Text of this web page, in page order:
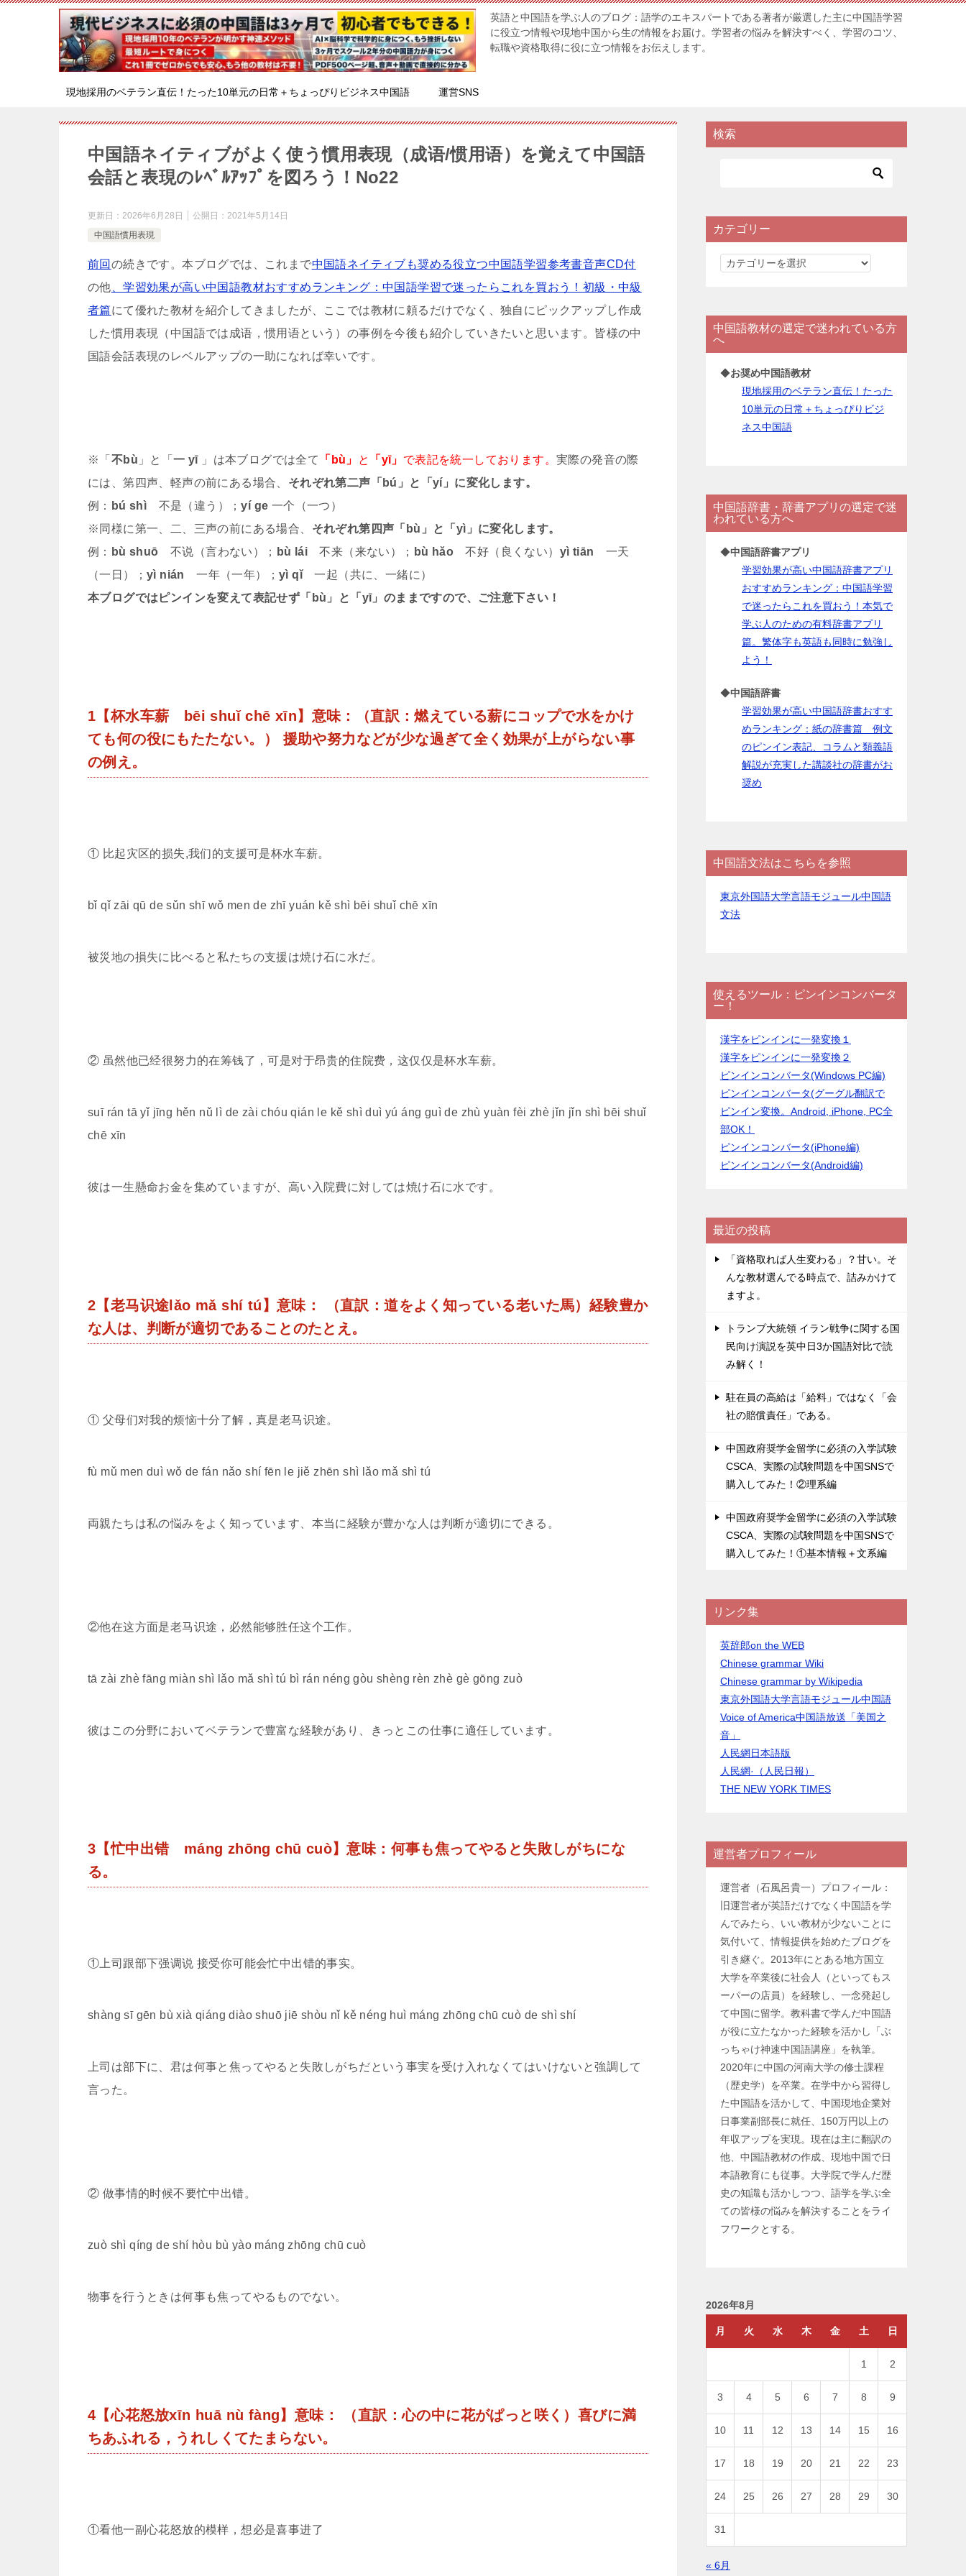
英語と中国語を学ぶ人のブログ：語学のエキスパートである著者が厳選した主に中国語学習
に役立つ情報や現地中国から生の情報をお届け。学習者の悩みを解決すべく、学習のコツ、
転職や資格取得に役に立つ情報をお伝えします。
現地採用のベテラン直伝！たった10単元の日常＋ちょっぴりビジネス中国語 運営SNS
中国語ネイティブがよく使う慣用表現（成语/惯用语）を覚えて中国語
会話と表現のﾚﾍﾞﾙｱｯﾌﾟを図ろう！No22
更新日： 2026年6月28日 公開日： 2021年5月14日
中国語慣用表現
前回 の続きです。本ブログでは、これまで中国語ネイティブも奨める役立つ中国語学習参考書音声CD付
の他、学習効果が高い中国語教材おすすめランキング：中国語学習で迷ったらこれを買おう！初級・中級
者篇にて優れた教材を紹介してきましたが、ここでは教材に頼るだけでなく、独自にピックアップし作成
した慣用表現（中国語では成语，惯用语という）の事例を今後も紹介していきたいと思います。皆様の中
国語会話表現のレベルアップの一助になれば幸いです。
※「 不bù 」と「一 yī」は本ブログでは全て 「bù」 と 「yī」 で表記を統一しております。実際の発音の際
には、第四声、軽声の前にある場合、 それぞれ第二声「bú」と「yí」に変化します。
例：
bú shì 不是（違う）；yí ge 一个（一つ）
※同様に第一、二、三声の前にある場合、 それぞれ第四声「bù」と「yì」に変化します。
例：
bù shuō 不说（言わない）； bù lái 不来（来ない）； bù hǎo 不好（良くない） yì tiān 一天
（一日）； yì nián 一年（一年）；yì qǐ一起（共に、一緒に）
本ブログではピンインを変えて表記せず「bù」と「yī」のままですので、ご注意下さい！
1【杯水车薪 bēi shuǐ chē xīn】意味：（直訳：燃えている薪にコップで水をかけ
ても何の役にもたたない。） 援助や努力などが少な過ぎて全く効果が上がらない事
の例え。
① 比起灾区的损失,我们的支援可是杯水车薪。
bǐ qǐ zāi qū de sǔn shī wǒ men de zhī yuán kě shì bēi shuǐ chē xīn
被災地の損失に比べると私たちの支援は焼け石に水だ。
② 虽然他已经很努力的在筹钱了，可是对于昂贵的住院费，这仅仅是杯水车薪。
suī rán tā yǐ jīng hěn nǔ lì de zài chóu qián le kě shì duì yú áng guì de zhù yuàn fèi zhè jǐn jǐn shì bēi shuǐ
chē xīn
彼は一生懸命お金を集めていますが、高い入院費に対しては焼け石に水です。
2【老马识途lǎo mǎ shí tú】意味： （直訳：道をよく知っている老いた馬）経験豊か
な人は、判断が適切であることのたとえ。
① 父母们对我的烦恼十分了解，真是老马识途。
fù mǔ men duì wǒ de fán nǎo shí fēn le jiě zhēn shì lǎo mǎ shì tú
両親たちは私の悩みをよく知っています、本当に経験が豊かな人は判断が適切にできる。
②他在这方面是老马识途，必然能够胜任这个工作。
tā zài zhè fāng miàn shì lǎo mǎ shì tú bì rán néng gòu shèng rèn zhè gè gōng zuò
彼はこの分野においてベテランで豊富な経験があり、きっとこの仕事に適任しています。
3【忙中出错 máng zhōng chū cuò】意味：何事も焦ってやると失敗しがちにな
る。
①上司跟部下强调说 接受你可能会忙中出错的事实。
shàng sī gēn bù xià qiáng diào shuō jiē shòu nǐ kě néng huì máng zhōng chū cuò de shì shí
上司は部下に、君は何事と焦ってやると失敗しがちだという事実を受け入れなくてはいけないと強調して
言った。
② 做事情的时候不要忙中出错。
zuò shì qíng de shí hòu bù yào máng zhōng chū cuò
物事を行うときは何事も焦ってやるものでない。
4【心花怒放xīn huā nù fàng】意味： （直訳：心の中に花がぱっと咲く）喜びに満
ちあふれる，うれしくてたまらない。
①看他一副心花怒放的模样，想必是喜事进了
検索
カテゴリー
カ
リ
ー
中国語教材の選定で迷われている方
へ
◆お奨め中国語教材
現地採用のベテラン直伝！たった
10単元の日常＋ちょっぴりビジ
ネス中国語
中国語辞書・辞書アプリの選定で迷
われている方へ
◆中国語辞書アプリ
学習効果が高い中国語辞書アプリ
おすすめランキング：中国語学習
で迷ったらこれを買おう！本気で
学ぶ人のための有料辞書アプリ
篇。繁体字も英語も同時に勉強し
よう！
◆中国語辞書
学習効果が高い中国語辞書おすす
めランキング：紙の辞書篇 例文
のピンイン表記、コラムと類義語
解説が充実した講談社の辞書がお
奨め
中国語文法はこちらを参照
東京外国語大学言語モジュール中国語
文法
使えるツール：ピンインコンバータ
ー！
漢字をピンインに一発変換１
漢字をピンインに一発変換２
ピンインコンバータ(Windows PC編)
ピンインコンバータ(グーグル翻訳で
ピンイン変換。Android, iPhone, PC全
部OK！
ピンインコンバータ(iPhone編)
ピンインコンバータ(Android編)
最近の投稿
「資格取れば人生変わる」？甘い。そ
んな教材選んでる時点で、詰みかけて
ますよ。
トランプ大統領 イラン戦争に関する国
民向け演説を英中日3か国語対比で読
み解く！
駐在員の高給は「給料」ではなく「会
社の賠償責任」である。
中国政府奨学金留学に必須の入学試験
CSCA、実際の試験問題を中国SNSで
購入してみた！②理系編
中国政府奨学金留学に必須の入学試験
CSCA、実際の試験問題を中国SNSで
購入してみた！①基本情報＋文系編
リンク集
英辞郎on the WEB
Chinese grammar Wiki
Chinese grammar by Wikipedia
東京外国語大学言語モジュール中国語
Voice of America中国語放送「美国之
音」
人民網日本語版
人民網·（人民日報）
THE NEW YORK TIMES
運営者プロフィール
運営者（石風呂貴一）プロフィール：
旧運営者が英語だけでなく中国語を学
んでみたら、いい教材が少ないことに
気付いて、情報提供を始めたブログを
引き継ぐ。2013年にとある地方国立
大学を卒業後に社会人（といってもス
ーパーの店員）を経験し、一念発起し
て中国に留学。教科書で学んだ中国語
が役に立たなかった経験を活かし「ぶ
っちゃけ神速中国語講座」を執筆。
2020年に中国の河南大学の修士課程
（歴史学）を卒業。在学中から習得し
た中国語を活かして、中国現地企業対
日事業副部長に就任、150万円以上の
年収アップを実現。現在は主に翻訳の
他、中国語教材の作成、現地中国で日
本語教育にも従事。大学院で学んだ歴
史の知識も活かしつつ、語学を学ぶ全
ての皆様の悩みを解決することをライ
フワークとする。
2026年8月
月 火 水 木 金 土 日
1 2
3 4 5 6 7 8 9
10 11 12 13 14 15 16
17 18 19 20 21 22 23
24 25 26 27 28 29 30
31
« 6月